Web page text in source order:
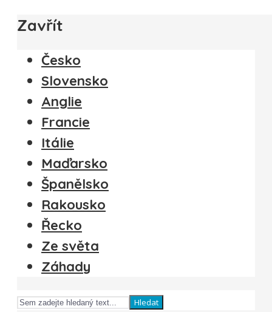
Zavřít
Česko
Slovensko
Anglie
Francie
Itálie
Maďarsko
Španělsko
Rakousko
Řecko
Ze světa
Záhady
Hledat